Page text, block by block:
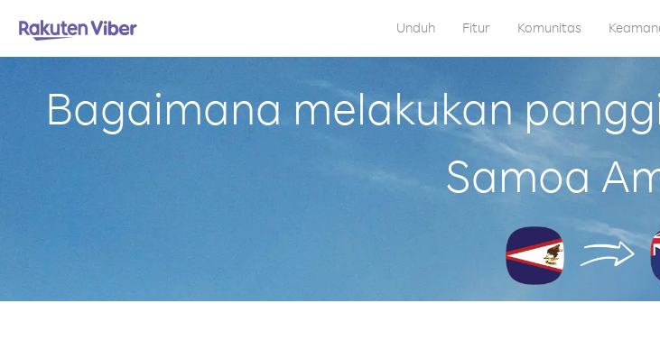
Unduh Fitur Komunitas
Bagaimana melakukan
Samoa